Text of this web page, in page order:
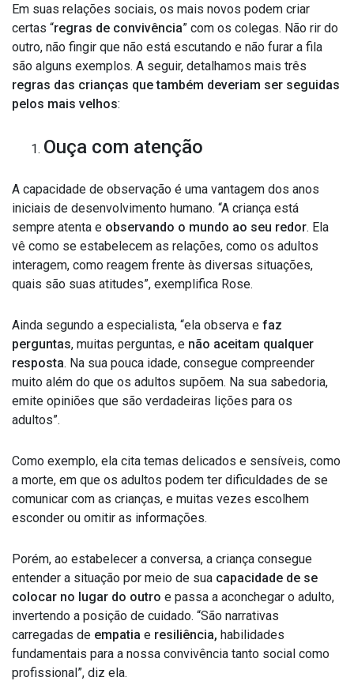
Em suas relações sociais, os mais novos podem criar
certas “regras de convivência” com os colegas. Não rir do
outro, não fingir que não está escutando e não furar a fila
são alguns exemplos. A seguir, detalhamos mais três
regras das crianças que também deveriam ser seguidas
pelos mais velhos:
Ouça com atenção
A capacidade de observação é uma vantagem dos anos
iniciais de desenvolvimento humano. “A criança está
sempre atenta e observando o mundo ao seu redor. Ela
vê como se estabelecem as relações, como os adultos
interagem, como reagem frente às diversas situações,
quais são suas atitudes”, exemplifica Rose.
Ainda segundo a especialista, “ela observa e faz
perguntas, muitas perguntas, e não aceitam qualquer
resposta. Na sua pouca idade, consegue compreender
muito além do que os adultos supõem. Na sua sabedoria,
emite opiniões que são verdadeiras lições para os
adultos”.
Como exemplo, ela cita temas delicados e sensíveis, como
a morte, em que os adultos podem ter dificuldades de se
comunicar com as crianças, e muitas vezes escolhem
esconder ou omitir as informações.
Porém, ao estabelecer a conversa, a criança consegue
entender a situação por meio de sua capacidade de se
colocar no lugar do outro e passa a aconchegar o adulto,
invertendo a posição de cuidado. “São narrativas
carregadas de empatia e resiliência, habilidades
fundamentais para a nossa convivência tanto social como
profissional”, diz ela.